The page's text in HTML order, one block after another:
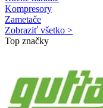
Kompresory
Zametače
Zobraziť všetko >
Top značky